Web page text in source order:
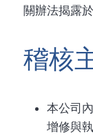
關辦法揭露
稽核
本公司
增修與執